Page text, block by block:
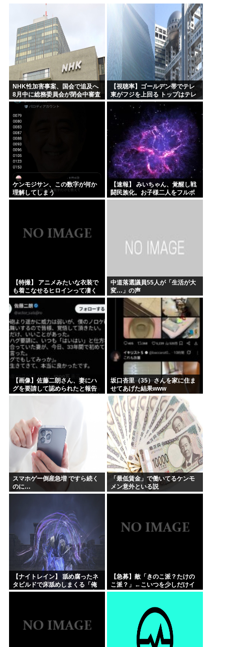
NHK性加害事案、国会で追及へ
8月中に総務委員会が閉会中審査
も
【視聴率】ゴールデン帯でテレ
東がフジを上回る トップはテレ
朝
ケンモジサン、この数字が何か
理解してしまう
【速報】 みいちゃん、覚醒し戦
闘民族化。お子様二人をフルボ
ッコにしてしまう
【特撮】 アニメみたいな衣装で
も着こなせるヒロインって凄く
ない？
中道落選議員55人が「生活が大
変…」の声
【画像】佐藤二朗さん、妻にハ
グを要請して認められたと報告
→X民「妻には確認するのに共演
坂口杏里（35）さんを家に住ま
せてあげた結果www
スマホゲー倒産急増 ですら続く
のに…
「最低賃金」で働いてるケンモ
メン意外といる説
【ナイトレイン】 舐め腐ったネ
タビルドで床舐めしまくる「俺
って面白いやろ？」みたいな寒
【急募】敵「きのこ派？たけの
こ派？」←こいつを少しだけイ
ラつかせる回答